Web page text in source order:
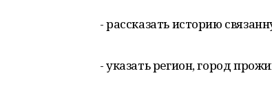
- рассказать историю
- указать регион, город